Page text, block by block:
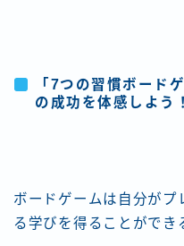
「7つの習慣ボード
の成功を体感しよう！
ボードゲームは自分がプ
る学びを得ることができ